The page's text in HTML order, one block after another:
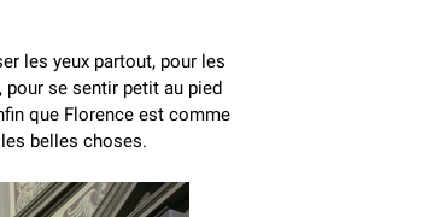
les yeux partout, pour les
pour se sentir petit au pied
que Florence est comme
belles choses.